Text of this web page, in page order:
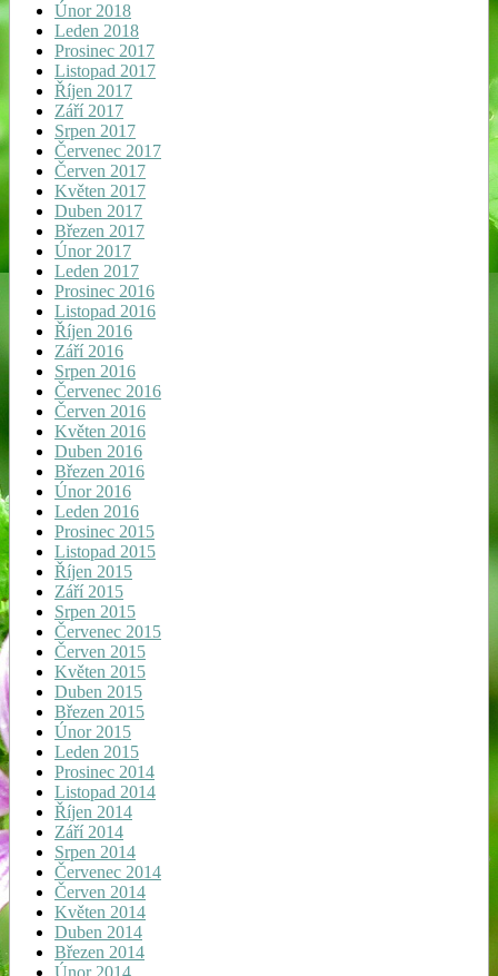
Únor 2018
Leden 2018
Prosinec 2017
Listopad 2017
Říjen 2017
Září 2017
Srpen 2017
Červenec 2017
Červen 2017
Květen 2017
Duben 2017
Březen 2017
Únor 2017
Leden 2017
Prosinec 2016
Listopad 2016
Říjen 2016
Září 2016
Srpen 2016
Červenec 2016
Červen 2016
Květen 2016
Duben 2016
Březen 2016
Únor 2016
Leden 2016
Prosinec 2015
Listopad 2015
Říjen 2015
Září 2015
Srpen 2015
Červenec 2015
Červen 2015
Květen 2015
Duben 2015
Březen 2015
Únor 2015
Leden 2015
Prosinec 2014
Listopad 2014
Říjen 2014
Září 2014
Srpen 2014
Červenec 2014
Červen 2014
Květen 2014
Duben 2014
Březen 2014
Únor 2014